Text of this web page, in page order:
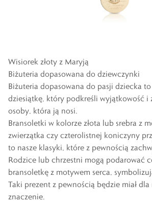
Wisiorek złoty z Maryją
Biżuteria dopasowana do dziewczynki
Biżuteria dopasowana do pasji dziecka to
dziesiątkę, który podkreśli wyjątkowość i
osoby, która ją nosi.
Bransoletki w kolorze złota lub srebra z
zwierzątka czy czterolistnej koniczyny
to nasze klasyki, które z pewnością
Rodzice lub chrzestni mogą podarować
bransoletkę z motywem serca,
Taki prezent z pewnością będzie miał
znaczenie.